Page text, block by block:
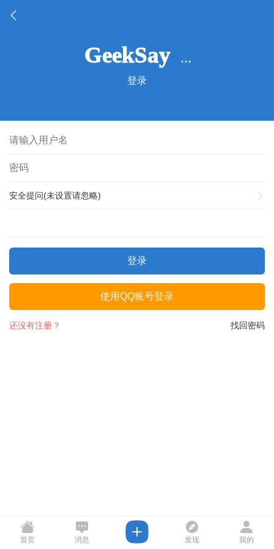
登录
安全提问(未设置请忽略)
登录
使用QQ账号登录
找回密码
还没有注册？
首页 消息 发现 我的